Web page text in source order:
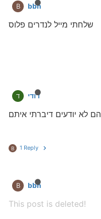
B bbn
שלחתי מייל לנדרים פלוס
ד דודי
הם לא יודעים דיברתי איתם
B 1 Reply
B bbn
This post is deleted!